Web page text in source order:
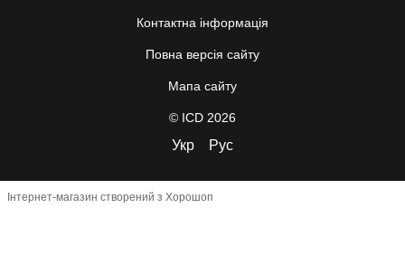
Контактна інформація
Повна версія сайту
Мапа сайту
© ICD 2026
Укр Рус
Інтернет-магазин створений з Хорошоп